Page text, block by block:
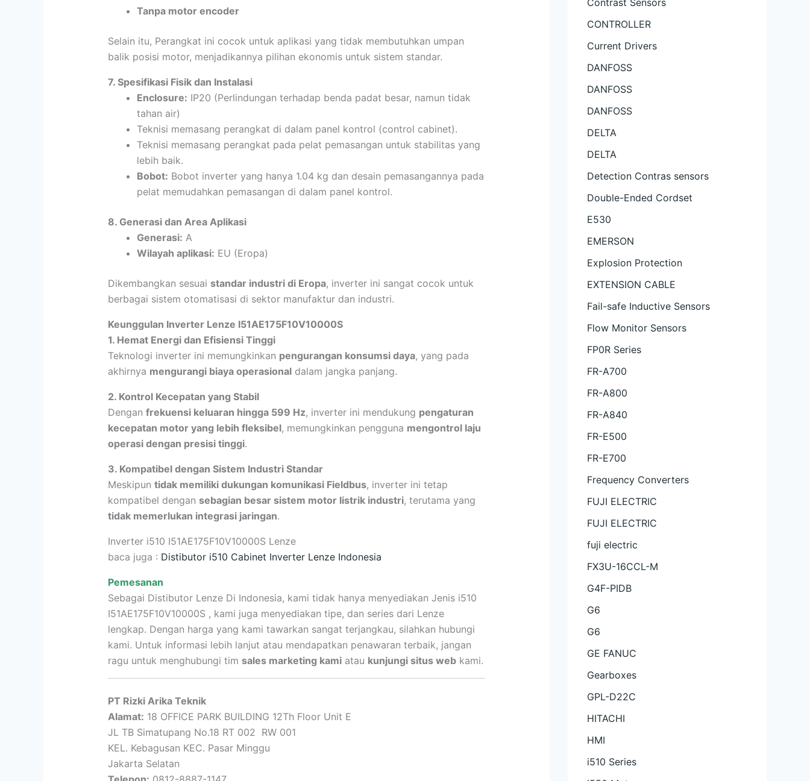
Tanpa motor encoder
Selain itu, Perangkat ini cocok untuk aplikasi yang tidak membutuhkan umpan
balik posisi motor, menjadikannya pilihan ekonomis untuk sistem standar.
7. Spesifikasi Fisik dan Instalasi
Enclosure: IP20 (Perlindungan terhadap benda padat besar, namun tidak
tahan air)
Teknisi memasang perangkat di dalam panel kontrol (control cabinet).
Teknisi memasang perangkat pada pelat pemasangan untuk stabilitas yang
lebih baik.
Bobot: Bobot inverter yang hanya 1.04 kg dan desain pemasangannya pada
pelat memudahkan pemasangan di dalam panel kontrol.
8. Generasi dan Area Aplikasi
Generasi: A
Wilayah aplikasi: EU (Eropa)
Dikembangkan sesuai standar industri di Eropa, inverter ini sangat cocok untuk
berbagai sistem otomatisasi di sektor manufaktur dan industri.
Keunggulan Inverter Lenze I51AE175F10V10000S
1. Hemat Energi dan Efisiensi Tinggi
Teknologi inverter ini memungkinkan pengurangan konsumsi daya, yang pada
akhirnya mengurangi biaya operasionaldalam jangka panjang.
2. Kontrol Kecepatan yang Stabil
Dengan frekuensi keluaran hingga 599 Hz, inverter ini mendukung pengaturan
kecepatan motor yang lebih fleksibel, memungkinkan pengguna mengontrol laju
operasi dengan presisi tinggi.
3. Kompatibel dengan Sistem Industri Standar
Meskipun tidak memiliki dukungan komunikasi Fieldbus, inverter ini tetap
kompatibel dengan sebagian besar sistem motor listrik industri, terutama yang
tidak memerlukan integrasi jaringan.
Inverter i510 I51AE175F10V10000S Lenze
baca juga : Distibutor i510 Cabinet Inverter Lenze Indonesia
Pemesanan
Sebagai Distibutor Lenze Di Indonesia, kami tidak hanya menyediakan Jenis i510
I51AE175F10V10000S , kami juga menyediakan tipe, dan series dari Lenze
lengkap. Dengan harga yang kami tawarkan sangat terjangkau, silahkan hubungi
kami. Untuk informasi lebih lanjut atau mendapatkan penawaran terbaik, jangan
ragu untuk menghubungi tim sales marketing kamiatau kunjungi situs webkami.
PT Rizki Arika Teknik
Alamat: 18 OFFICE PARK BUILDING 12Th Floor Unit E
JL TB Simatupang No.18 RT 002 RW 001
KEL. Kebagusan KEC. Pasar Minggu
Jakarta Selatan
Contrast Sensors
CONTROLLER
Current Drivers
DANFOSS
DANFOSS
DANFOSS
DELTA
DELTA
Detection Contras sensors
Double-Ended Cordset
E530
EMERSON
Explosion Protection
EXTENSION CABLE
Fail-safe Inductive Sensors
Flow Monitor Sensors
FP0R Series
FR-A700
FR-A800
FR-A840
FR-E500
FR-E700
Frequency Converters
FUJI ELECTRIC
FUJI ELECTRIC
fuji electric
FX3U-16CCL-M
G4F-PIDB
G6
G6
GE FANUC
Gearboxes
GPL-D22C
HITACHI
HMI
i510 Series